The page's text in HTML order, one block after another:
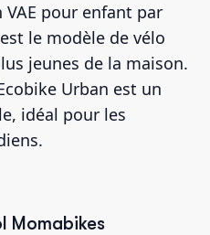
VAE pour enfant par
le modèle de vélo
jeunes de la maison.
Urban est un
idéal pour les
Momabikes